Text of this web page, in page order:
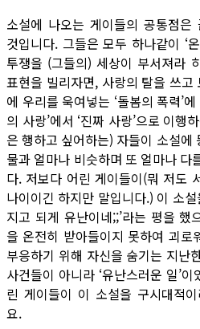
소설에 나오는 게이들의 공통점은
것입니다. 그들은 모두 하나같이 ‘
투쟁을 (그들의) 세상이 부서져라
표현을 빌리자면, 사랑의 탈을 쓰
에 우리를 욱여넣는 ‘돌봄의 폭력’
의 사랑’에서 ‘진짜 사랑’으로 이행
은 행하고 싶어하는) 자들이 소설에
물과 얼마나 비슷하며 또 얼마나 다
다. 저보다 어린 게이들이(뭐 저도
나이이긴 하지만 말입니다.) 이 소
지고 되게 유난이네;;’라는 평을 했
을 온전히 받아들이지 못하여 괴로
부응하기 위해 자신을 숨기는 지난
사건들이 아니라 ‘유난스러운 일’
린 게이들이 이 소설을 구시대적
요.